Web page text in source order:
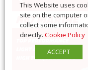
This Website uses
site on the computer
collect some
directly. Cookie Policy
ACCEPT